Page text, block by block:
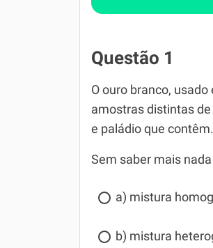
Questão 1
O ouro branco,
amostras distintas
e paládio que
Sem saber mais
a) mistura
b) mistura